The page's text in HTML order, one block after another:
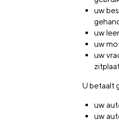
uw
uw
uw
uw
U betaalt
uw
uw